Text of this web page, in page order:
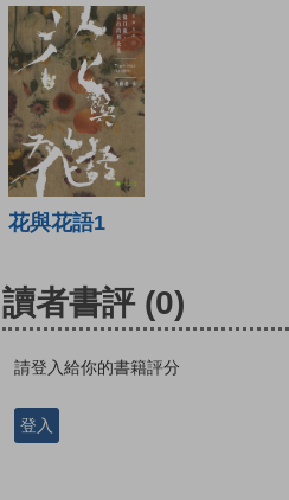
花與花語1
讀者書評 (0)
請登入給你的書籍評分
登入